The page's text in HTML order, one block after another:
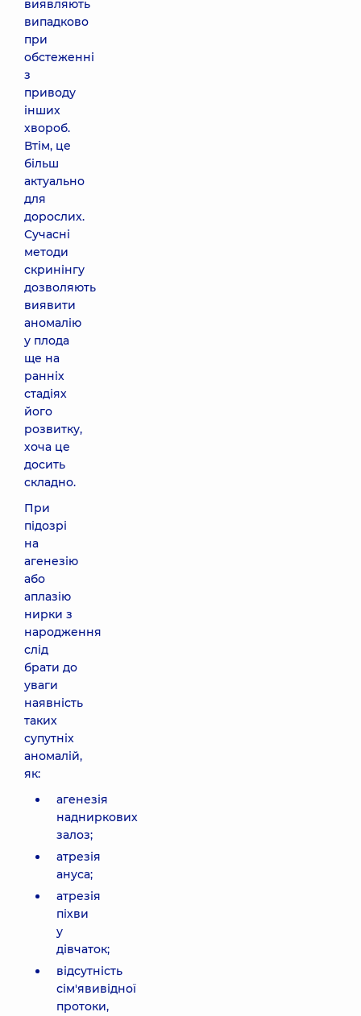
виявляють
випадково
при
обстеженні
з
приводу
інших
хвороб.
Втім, це
більш
актуально
для
дорослих.
Сучасні
методи
скринінгу
дозволяють
виявити
аномалію
у плода
ще на
ранніх
стадіях
його
розвитку,
хоча це
досить
складно.
При
підозрі
на
агенезію
або
аплазію
нирки з
народження
слід
брати до
уваги
наявність
таких
супутніх
аномалій,
як:
агенезія
надниркових
залоз;
атрезія
ануса;
атрезія
піхви
у
дівчаток;
відсутність
сім'явивідної
протоки,